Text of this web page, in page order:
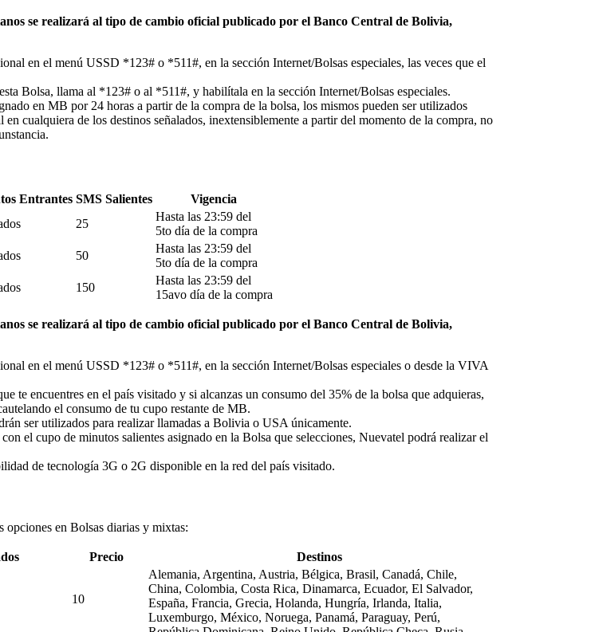
se realizará al tipo de cambio oficial publicado por el Banco Central de Bolivia,
en el menú USSD *123# o *511#, en la sección Internet/Bolsas especiales, las veces que el
Bolsa, llama al *123# o al *511#, y habilítala en la sección Internet/Bolsas especiales.
en MB por 24 horas a partir de la compra de la bolsa, los mismos pueden ser utilizados
cualquiera de los destinos señalados, inextensiblemente a partir del momento de la compra, no
Entrantes SMS Salientes
Vigencia
25
Hasta las 23:59 del
5to día de la compra
50
Hasta las 23:59 del
5to día de la compra
150
Hasta las 23:59 del
15avo día de la compra
se realizará al tipo de cambio oficial publicado por el Banco Central de Bolivia,
en el menú USSD *123# o *511#, en la sección Internet/Bolsas especiales o desde la VIVA
te encuentres en el país visitado y si alcanzas un consumo del 35% de la bolsa que adquieras,
el consumo de tu cupo restante de MB.
ser utilizados para realizar llamadas a Bolivia o USA únicamente.
el cupo de minutos salientes asignado en la Bolsa que selecciones, Nuevatel podrá realizar el
de tecnología 3G o 2G disponible en la red del país visitado.
opciones en Bolsas diarias y mixtas:
Precio Destinos
10
Alemania, Argentina, Austria, Bélgica, Brasil, Canadá, Chile,
China, Colombia, Costa Rica, Dinamarca, Ecuador, El Salvador,
España, Francia, Grecia, Holanda, Hungría, Irlanda, Italia,
Luxemburgo, México, Noruega, Panamá, Paraguay, Perú,